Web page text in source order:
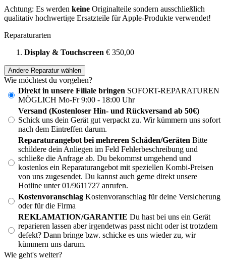
Achtung: Es werden keine Originalteile sondern ausschließlich
qualitativ hochwertige Ersatzteile für Apple-Produkte verwendet!
Reparaturarten
Display & Touchscreen € 350,00
Andere Reparatur wählen
Wie möchtest du vorgehen?
Direkt in unsere Filiale bringen SOFORT-REPARATUREN
MÖGLICH Mo-Fr 9:00 - 18:00 Uhr
Versand (Kostenloser Hin- und Rückversand ab 50€)
Schick uns dein Gerät gut verpackt zu. Wir kümmern uns sofort
nach dem Eintreffen darum.
Reparaturangebot bei mehreren Schäden/Geräten Bitte
schildere dein Anliegen im Feld Fehlerbeschreibung und
schließe die Anfrage ab. Du bekommst umgehend und
kostenlos ein Reparaturangebot mit speziellen Kombi-Preisen
von uns zugesendet. Du kannst auch gerne direkt unsere
Hotline unter 01/9611727 anrufen.
Kostenvoranschlag Kostenvoranschlag für deine Versicherung
oder für die Firma
REKLAMATION/GARANTIE Du hast bei uns ein Gerät
reparieren lassen aber irgendetwas passt nicht oder ist trotzdem
defekt? Dann bringe bzw. schicke es uns wieder zu, wir
kümmern uns darum.
Wie geht's weiter?